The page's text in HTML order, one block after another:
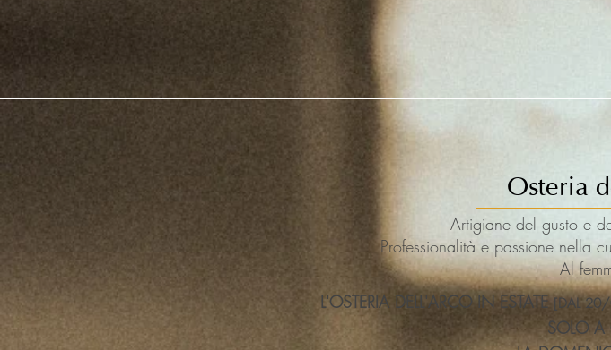
Osteria
Artigiane del gusto e
Professionalità e passione nella
Al
L'OSTERIA DELL'ARCO IN ESTATE [DAL
SOLO A